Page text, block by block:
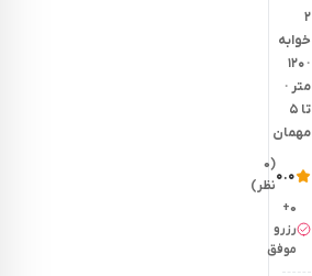
آپارتمان
دو
خواب
3 -
اردبیل
۲
خوابه
۱۲۰
متر
تا ۵
مهمان
۰.۰
(۰
نظر)
۰+
رزرو
موفق